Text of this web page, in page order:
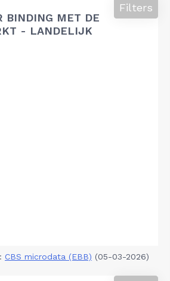
BINDING MET DE
- LANDELIJK
Filters
CBS microdata (EBB) (05-03-2026)